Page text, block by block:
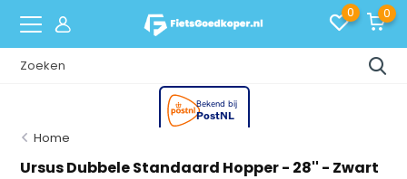
0 0
Home
Ursus Dubbele Standaard Hopper - 28'' - Zwart